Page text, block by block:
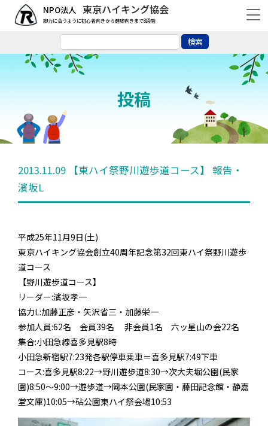
東京ハイキング協会
脚力に合うように初心者向きから健脚向きまで8段階
投稿
2013.11.09 【東ハイ祭野川遊歩道コース】 報告・
濱坂L
平成25年11月9日(土)
東京ハイキング協会創立40周年記念第32回東ハイ祭野川遊歩
道コース
【野川遊歩道コース】
リーダー:濱坂孝一
協力L:加藤正彦・矢沢省三・加藤栄一
参加人員:62名 会員39名 非会員1名 六ッ星山の会22名
集合:小田急線喜多見駅8時
小田急新宿駅7:23発各駅停車乗車＝喜多見駅7:49下車
コース:喜多見駅8:22→野川遊歩道8:30→次大夫堀公園(民家
園)8:50～9:00→遊歩道→岡本公園(民家園・藤田記念館・静嘉
堂文庫)10:05→砧公園東ハイ祭会場10:53